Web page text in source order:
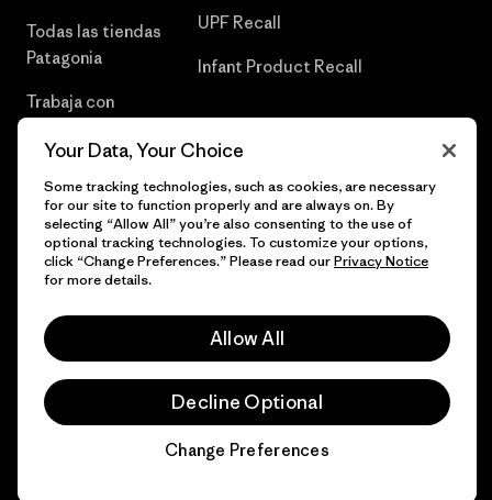
Todas las tiendas
Patagonia
Trabaja con
UPF Recall
Infant Product Recall
© 2026 Patagonia, Inc. Todos los derechos reservados.
Your Data, Your Choice
Some tracking technologies, such as cookies, are necessary
for our site to function properly and are always on. By
selecting “Allow All” you’re also consenting to the use of
optional tracking technologies. To customize your options,
click “Change Preferences.” Please read ourPrivacy Notice
for more details.
Allow All
Decline Optional
Change Preferences